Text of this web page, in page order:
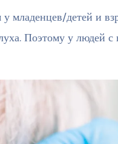
младенцев/детей и
Поэтому у людей